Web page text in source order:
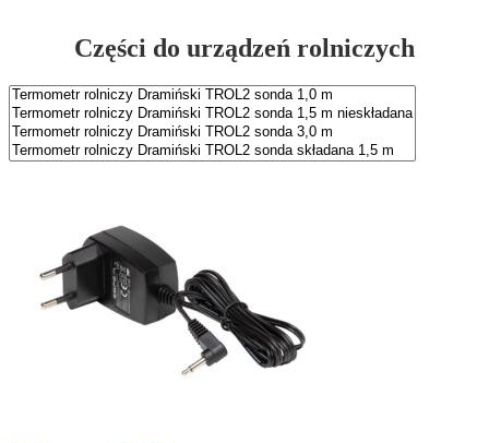
Części do urządzeń rolniczych